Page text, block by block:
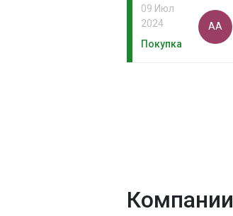
09 Июл
2024
Покупка
АА
Компании